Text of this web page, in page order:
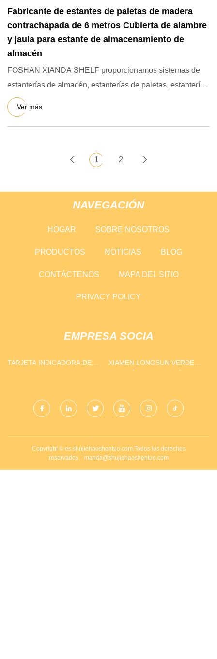
Fabricante de estantes de paletas de madera
contrachapada de 6 metros Cubierta de alambre
y jaula para estante de almacenamiento de
almacén
FOSHAN XIANDA SHELF proporcionamos sistemas de
estanterías de almacén, estanterías de paletas, estanterías
de gran capa
Ver más
1 2
NAVEGACIÓN
HOGAR SOBRE NOSOTROS
PRODUCTOS NOTICIAS BLOG
CONTÁCTENOS MAPA DEL SITIO
PRIVACY POLICY
EMPRESA SOCIA
TARJETA INDICADORA DE
XIAMEN LONGSUN VERDE
Copyright © es.shujiehaoshentuo.com,Todos los derechos
reservados. manda@shujiehaoshentuo.com